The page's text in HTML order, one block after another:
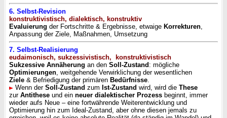
6. Selbst-Revision
konstruktivistisch, dialektisch, konstruktiv
Evaluierung der Fortschritte & Ergebnisse, etwaige Korrekturen,
Anpassung der Ziele, Maßnahmen, Umsetzung
7. Selbst-Realisierung
eudaimonisch, sukzessivistisch, konstruktivistisch
Sukzessive Annäherung an den Soll-Zustand : mögliche
Optimierungen, weitgehende Verwirklichung der wesentlichen
Ziele & Befriedigung der primären Bedürfnisse.
Wenn der Soll-Zustand zum Ist-Zustand wird, wird die These
zur Antithese und ein neuer dialektischer Prozess beginnt, immer
wieder aufs Neue – eine fortwährende Weiterentwicklung und
Optimierung hin zum Ideal-Zustand, aber ohne diesen jemals zu